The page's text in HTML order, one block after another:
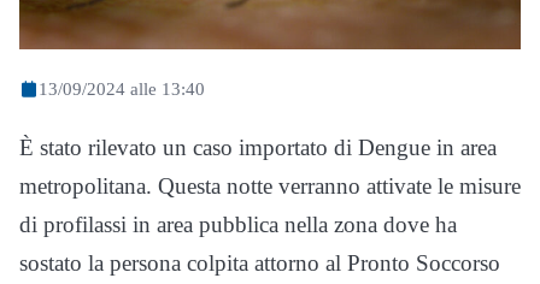
13/09/2024 alle 13:40
È stato rilevato un caso importato di Dengue in area
metropolitana. Questa notte verranno attivate le misure
di profilassi in area pubblica nella zona dove ha
sostato la persona colpita attorno al Pronto Soccorso